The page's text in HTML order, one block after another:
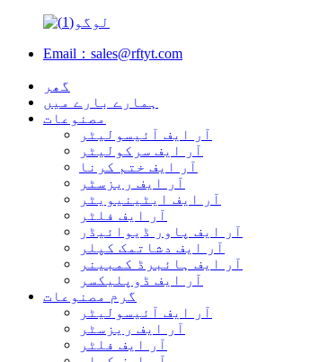
Email：sales@rftyt.com
گھر
ہمارے بارے میں
مصنوعات
آر ایف آئیسولیٹر
آر ایف سرکولیٹر
آر ایف ختم کرنا
آر ایف ریزسٹر
آر ایف ایٹینیویٹر
آر ایف فلٹر
آر ایف پاور ڈیوائیڈر
آر ایف دشاتمک کپلر
آر ایف ہائبرڈ کمبینر
آر ایف ڈوپلیکسر
گرم مصنوعات
آر ایف آئیسولیٹر
آر ایف ریزسٹر
آر ایف فلٹر